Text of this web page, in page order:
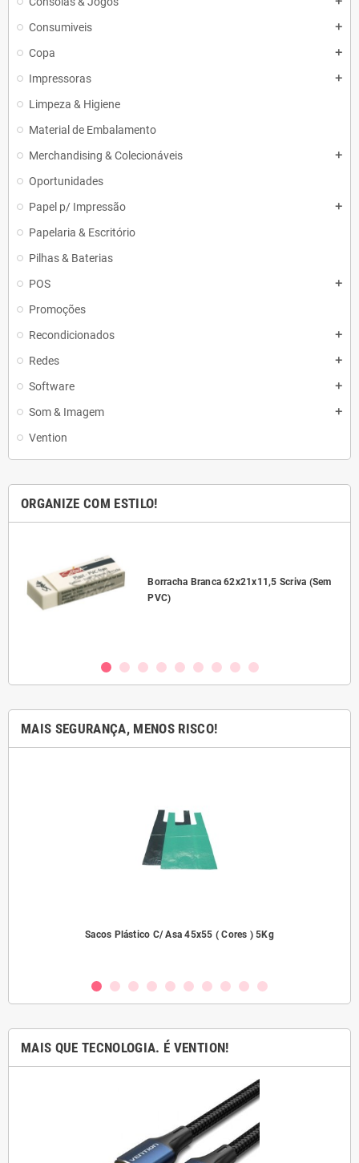
Consumiveis add
Copa add
Impressoras add
Limpeza & Higiene
Material de Embalamento
Merchandising & Colecionáveis
add
Oportunidades
Papel p/ Impressão
add
Papelaria & Escritório
Pilhas & Baterias
POS
add
Promoções
Recondicionados
add
Redes add
Software add
Som & Imagem add
Vention
ORGANIZE COM ESTILO!
Borracha Branca 62x21x11,5 Scriva (Sem
PVC)
MAIS SEGURANÇA, MENOS RISCO!
Sacos Plástico C/ Asa 45x55 ( Cores ) 5Kg
MAIS QUE TECNOLOGIA. É VENTION!